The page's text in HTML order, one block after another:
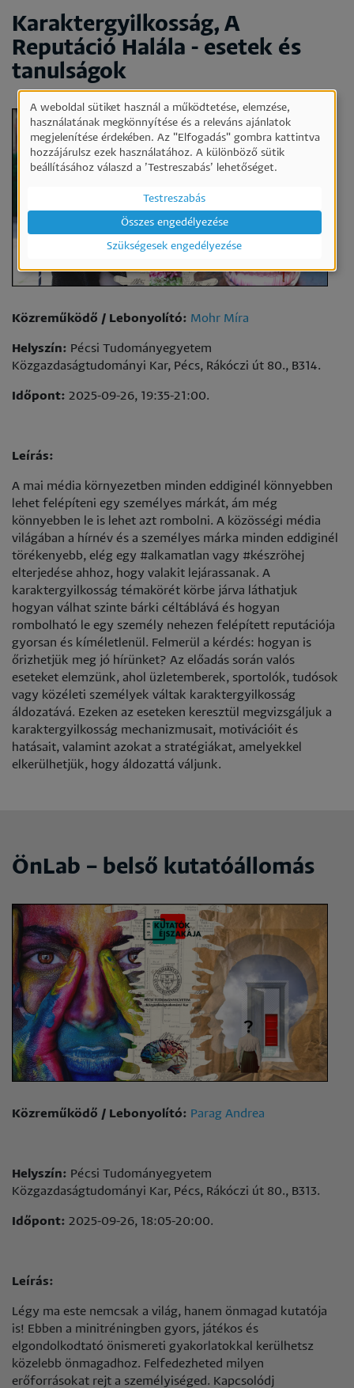
Karaktergyilkosság, A
Reputáció Halála - esetek és
tanulságok
Közreműködő / Lebonyolító: Mohr Míra
Helyszín: Pécsi Tudományegyetem
Közgazdaságtudományi Kar, Pécs, Rákóczi út 80., B314.
Időpont: 2025-09-26, 19:35-21:00.
Leírás:
A mai média környezetben minden eddiginél könnyebben
lehet felépíteni egy személyes márkát, ám még
könnyebben le is lehet azt rombolni. A közösségi média
világában a hírnév és a személyes márka minden eddiginél
törékenyebb, elég egy #alkamatlan vagy #készröhej
elterjedése ahhoz, hogy valakit lejárassanak. A
karaktergyilkosság témakörét körbe járva láthatjuk
hogyan válhat szinte bárki céltáblává és hogyan
rombolható le egy személy nehezen felépített reputációja
gyorsan és kíméletlenül. Felmerül a kérdés: hogyan is
őrizhetjük meg jó hírünket? Az előadás során valós
eseteket elemzünk, ahol üzletemberek, sportolók, tudósok
vagy közéleti személyek váltak karaktergyilkosság
áldozatává. Ezeken az eseteken keresztül megvizsgáljuk a
karaktergyilkosság mechanizmusait, motivációit és
hatásait, valamint azokat a stratégiákat, amelyekkel
elkerülhetjük, hogy áldozattá váljunk.
ÖnLab – belső kutatóállomás
Közreműködő / Lebonyolító: Parag Andrea
Helyszín: Pécsi Tudományegyetem
Közgazdaságtudományi Kar, Pécs, Rákóczi út 80., B313.
Időpont: 2025-09-26, 18:05-20:00.
Leírás:
Légy ma este nemcsak a világ, hanem önmagad kutatója
is! Ebben a minitréningben gyors, játékos és
elgondolkodtató önismereti gyakorlatokkal kerülhetsz
közelebb önmagadhoz. Felfedezheted milyen
erőforrásokat rejt a személyiséged. Kapcsolódj
Személyes
adatok
és
használata
A weboldal sütiket használ a működtetése, elemzése,
használatának megkönnyítése és a releváns ajánlatok
megjelenítése érdekében. Az "Elfogadás" gombra kattintva
hozzájárulsz ezek használatához. A különböző sütik
beállításához válaszd a ’Testreszabás’ lehetőséget.
Testreszabás
Szükségesek engedélyezése
Összes engedélyezése